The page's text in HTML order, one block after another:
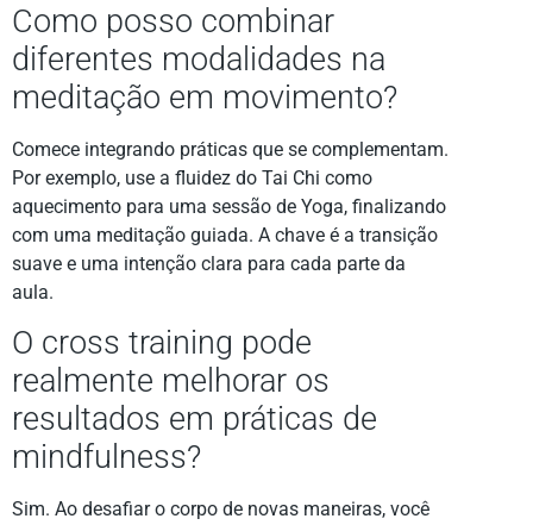
Como posso combinar
diferentes modalidades na
meditação em movimento?
Comece integrando práticas que se complementam.
Por exemplo, use a fluidez do Tai Chi como
aquecimento para uma sessão de Yoga, finalizando
com uma meditação guiada. A chave é a transição
suave e uma intenção clara para cada parte da
aula.
O cross training pode
realmente melhorar os
resultados em práticas de
mindfulness?
Sim. Ao desafiar o corpo de novas maneiras, você